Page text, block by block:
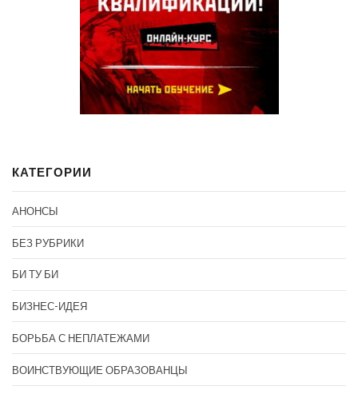
КАТЕГОРИИ
АНОНСЫ
БЕЗ РУБРИКИ
БИ ТУ БИ
БИЗНЕС-ИДЕЯ
БОРЬБА С НЕПЛАТЕЖАМИ
ВОИНСТВУЮЩИЕ ОБРАЗОВАНЦЫ